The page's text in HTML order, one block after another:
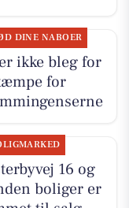
DINE NABOER
ikke bleg for
for
16 og
boliger er